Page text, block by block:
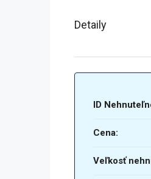
Detaily
ID
Cena:
Veľkosť